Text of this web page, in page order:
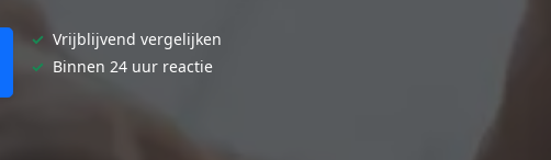
✓ Vrijblijvend vergelijken
✓ Binnen 24 uur reactie